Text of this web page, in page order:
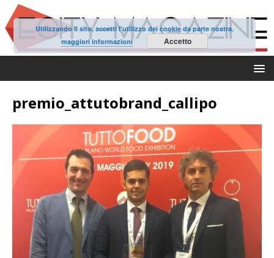
premio_attutobrand_callipo
Utilizzando il sito, accetti l'utilizzo dei cookie da parte nostra.
maggiori informazioni
Accetto